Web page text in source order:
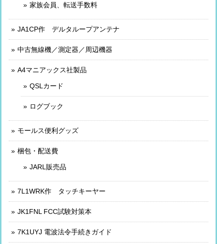
家族会員、転送手数料
JA1CP作 デルタループアンテナ
中古無線機／測定器／周辺機器
A4マニアックス社製品
QSLカード
ログブック
モールス便利グッズ
梱包・配送費
JARL販売品
7L1WRK作 タッチキーヤー
JK1FNL FCC試験対策本
7K1UYJ 電波法令手続きガイド